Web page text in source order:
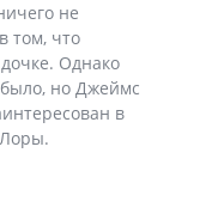
не
том, что
Однако
но Джеймс
в